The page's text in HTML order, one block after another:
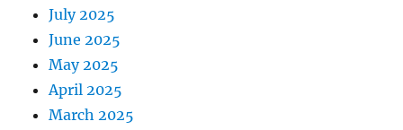
July 2025
June 2025
May 2025
April 2025
March 2025